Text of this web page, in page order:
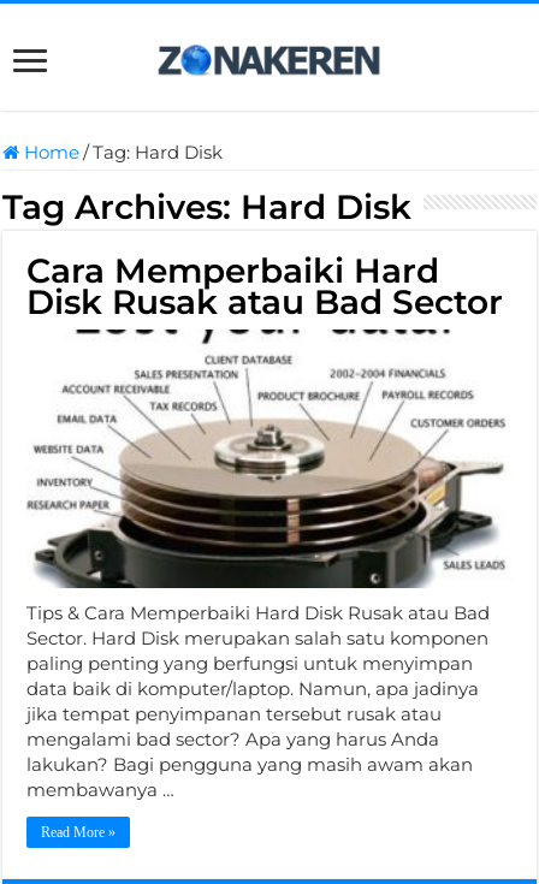
Home/Tag: Hard Disk
Tag Archives: Hard Disk
Cara Memperbaiki Hard
Disk Rusak atau Bad Sector
Tips & Cara Memperbaiki Hard Disk Rusak atau Bad
Sector. Hard Disk merupakan salah satu komponen
paling penting yang berfungsi untuk menyimpan
data baik di komputer/laptop. Namun, apa jadinya
jika tempat penyimpanan tersebut rusak atau
mengalami bad sector? Apa yang harus Anda
lakukan? Bagi pengguna yang masih awam akan
membawanya …
Read More »